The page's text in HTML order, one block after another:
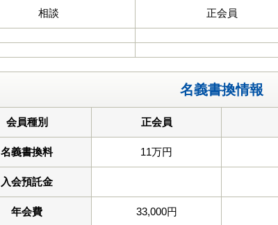
相談 正会員
名義書換情報
会員種別 正会員
名義書換料 11万円
入会預託金
年会費 33,000円